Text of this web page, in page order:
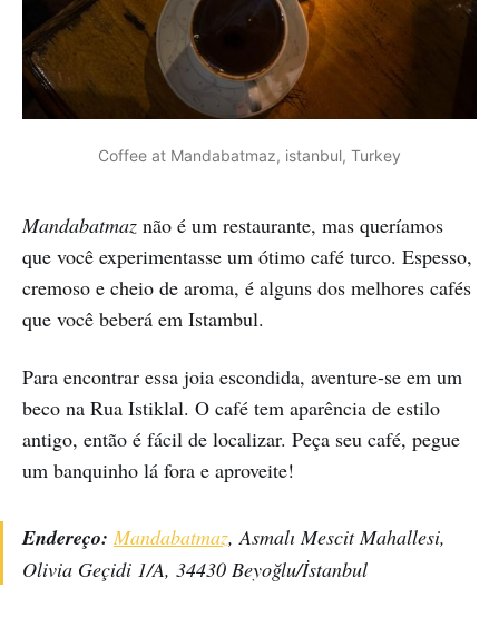
Coffee at Mandabatmaz, istanbul, Turkey
Mandabatmaz não é um restaurante, mas queríamos
que você experimentasse um ótimo café turco. Espesso,
cremoso e cheio de aroma, é alguns dos melhores cafés
que você beberá em Istambul.
Para encontrar essa joia escondida, aventure-se em um
beco na Rua Istiklal. O café tem aparência de estilo
antigo, então é fácil de localizar. Peça seu café, pegue
um banquinho lá fora e aproveite!
Endereço: Mandabatmaz, Asmalı Mescit Mahallesi,
Olivia Geçidi 1/A, 34430 Beyoğlu/İstanbul